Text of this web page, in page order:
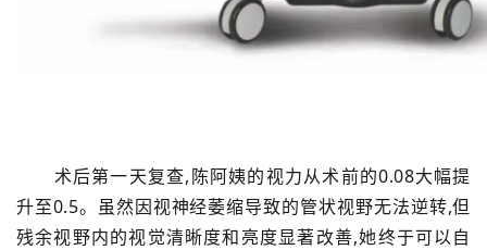
术后第一天复查,陈阿姨的视力从术前的0.08大幅提
升至0.5。虽然因视神经萎缩导致的管状视野无法逆转,但
残余视野内的视觉清晰度和亮度显著改善,她终于可以自